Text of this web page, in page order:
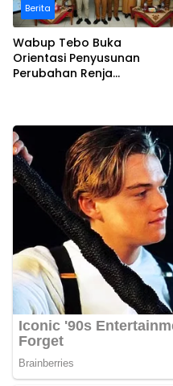
Berita
Wabup Tebo Buka
Orientasi Penyusunan
Perubahan Renja